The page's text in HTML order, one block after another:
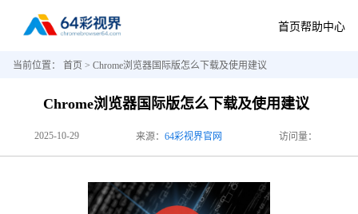
首页帮助中心
当前位置： 首页 > Chrome浏览器国际版怎么下载及使用建议
Chrome浏览器国际版怎么下载及使用建议
2025-10-29 来源： 64彩视界官网 访问量：